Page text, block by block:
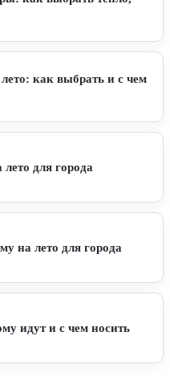
как выбрать и с чем
для города
на лето для города
идут и с чем носить